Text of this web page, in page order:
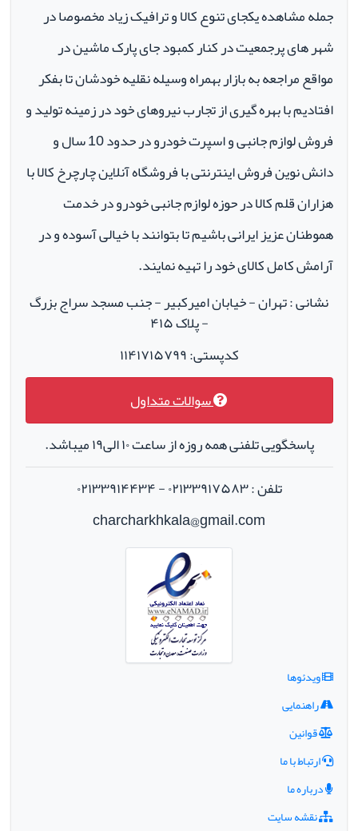
جمله مشاهده یکجای تنوع کالا و ترافیک زیاد مخصوصا در
شهر های پرجمعیت در کنار کمبود جای پارک ماشین در
مواقع مراجعه به بازار بهمراه وسیله نقلیه خودشان تا بفکر
افتادیم با بهره گیری از تجارب نیروهای خود در زمینه تولید و
فروش لوازم جانبی و اسپرت خودرو در حدود 10 سال و
دانش نوین فروش اینترنتی با فروشگاه آنلاین چارچرخ کالا با
هزاران قلم کالا در حوزه لوازم جانبی خودرو در خدمت
هموطنان عزیز ایرانی باشیم تا بتوانند با خیالی آسوده و در
آرامش کامل کالای خود را تهیه نمایند.
نشانی : تهران - خیابان امیرکبیر - جنب مسجد سراج بزرگ
- پلاک ۴۱۵
کدپستی: ۱۱۴۱۷۱۵۷۹۹
سوالات متداول
پاسخگویی تلفنی همه روزه از ساعت ۱۰ الی۱۹ میباشد.
تلفن : ۰۲۱۳۳۹۱۷۵۸۳ - ۰۲۱۳۳۹۱۴۴۳۴
charcharkhkala@gmail.com
ویدئوها
راهنمایی
قوانین
ارتباط با ما
درباره ما
نقشه سایت